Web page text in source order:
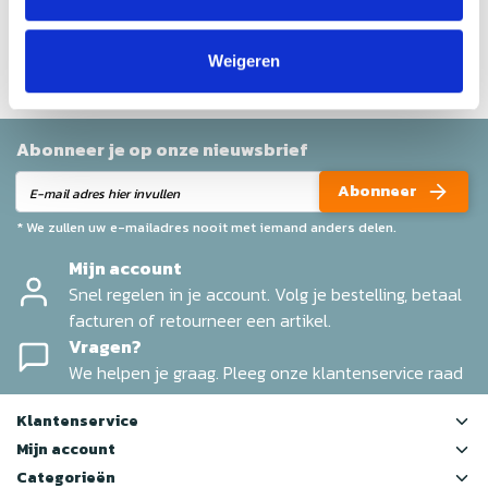
Weigeren
Help ons en andere klanten door het schrijven van een
Abonneer je op onze nieuwsbrief
Abonneer
* We zullen uw e-mailadres nooit met iemand anders delen.
Mijn account
Snel regelen in je account. Volg je bestelling, betaal
facturen of retourneer een artikel.
Vragen?
We helpen je graag. Pleeg onze klantenservice raad
Klantenservice
Mijn account
Categorieën